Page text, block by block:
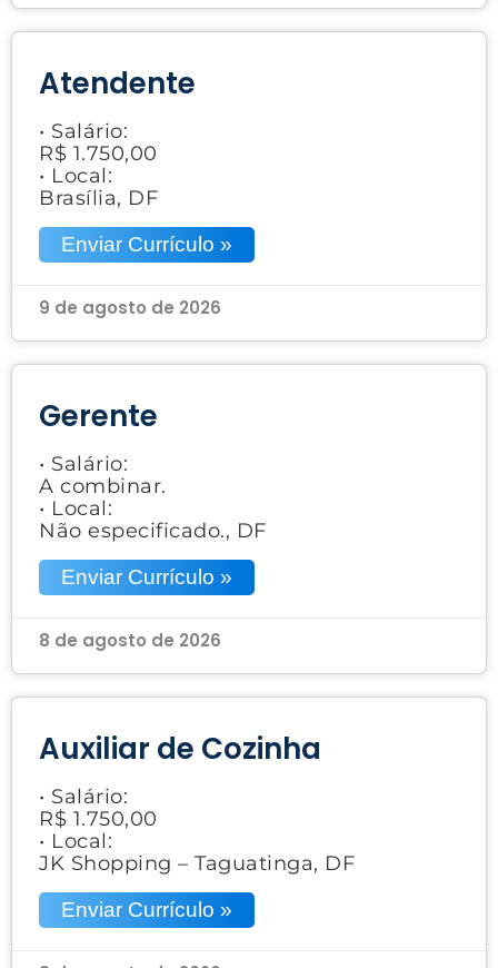
Atendente
• Salário:
R$ 1.750,00
• Local:
Brasília, DF
Enviar Currículo »
9 de agosto de 2026
Gerente
• Salário:
A combinar.
• Local:
Não especificado., DF
Enviar Currículo »
8 de agosto de 2026
Auxiliar de Cozinha
• Salário:
R$ 1.750,00
• Local:
JK Shopping – Taguatinga, DF
Enviar Currículo »